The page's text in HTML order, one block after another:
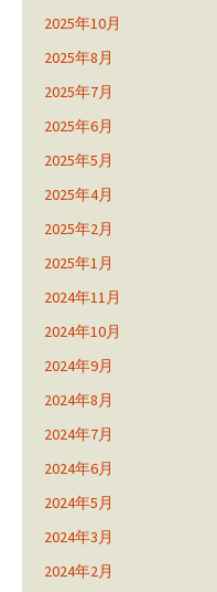
2025年10月
2025年8月
2025年7月
2025年6月
2025年5月
2025年4月
2025年2月
2025年1月
2024年11月
2024年10月
2024年9月
2024年8月
2024年7月
2024年6月
2024年5月
2024年3月
2024年2月